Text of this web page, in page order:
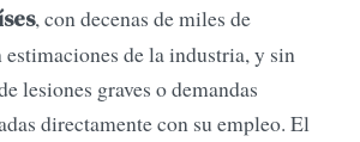
, con decenas de miles de
de la industria, y sin
lesiones graves o demandas
directamente con su empleo. El